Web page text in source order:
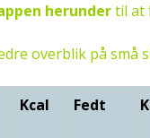
herundertil at
overblik på små
Kcal Fedt